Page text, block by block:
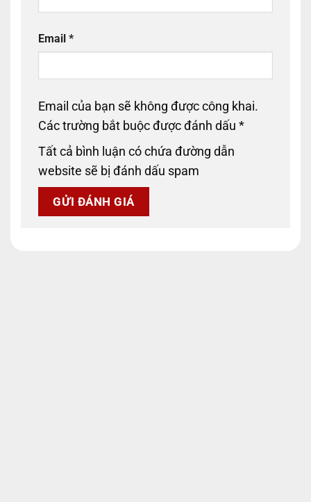
Email *
Email của bạn sẽ không được công khai.
Các trường bắt buộc được đánh dấu *
Tất cả bình luận có chứa đường dẫn
website sẽ bị đánh dấu spam